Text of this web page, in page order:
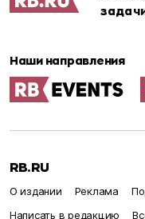
Наши направления
RB.RU
О издании Реклама
Написать в редакцию